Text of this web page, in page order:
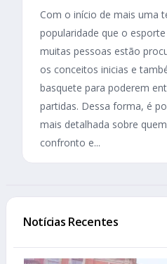
Com o início de mais uma
popularidade que o
muitas pessoas estão
os conceitos inicias e
basquete para poderem
partidas. Dessa forma, é
mais detalhada sobre
confronto e...
Notícias Recentes